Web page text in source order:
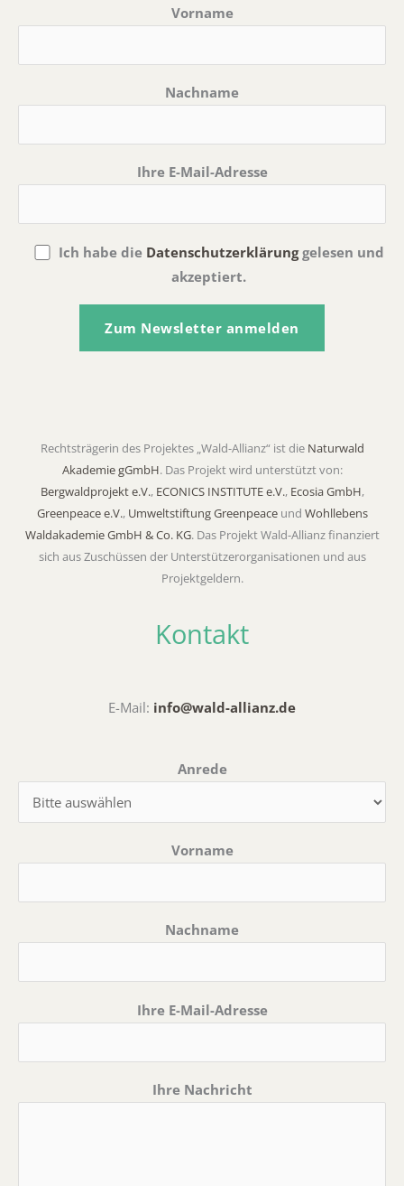
Vorname
Nachname
Ihre E-Mail-Adresse
Ich habe die Datenschutzerklärunggelesen und
akzeptiert.
e
r
n
a
t
i
e
:
Rechtsträgerin des Projektes „Wald-Allianz“ ist die Naturwald
Akademie gGmbH. Das Projekt wird unterstützt von:
Bergwaldprojekt e.V., ECONICS INSTITUTE e.V., Ecosia GmbH,
Greenpeace e.V., Umweltstiftung Greenpeaceund Wohllebens
Waldakademie GmbH & Co. KG. Das Projekt Wald-Allianz finanziert
sich aus Zuschüssen der Unterstützerorganisationen und aus
Projektgeldern.
Kontakt
E-Mail: info@wald-allianz.de
Anrede
Vorname
Nachname
Ihre E-Mail-Adresse
Ihre Nachricht